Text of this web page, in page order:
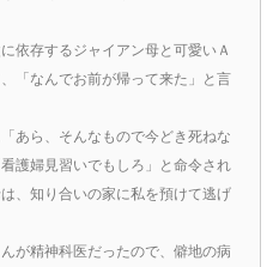
依存するジャイアン母と可愛いＡ
「なんでお前が帰って来た」と言
あら、そんなもので今どき死ねな
護婦見習いでもしろ」と命令され
、知り合いの家に私を預けて逃げ
が精神科医だったので、僻地の病